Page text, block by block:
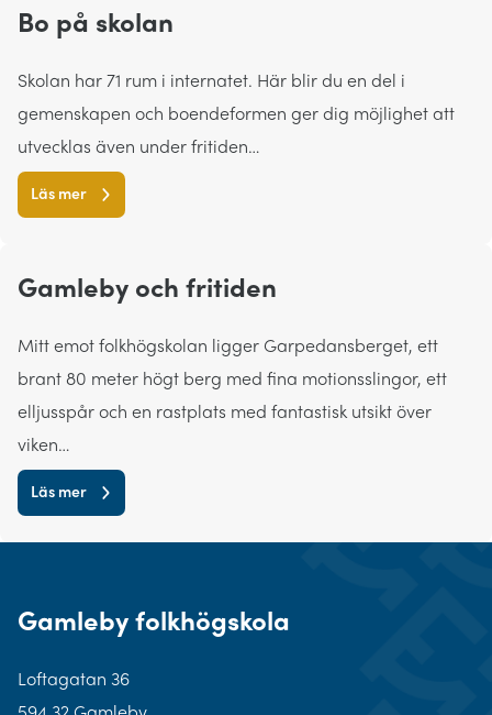
Bo på skolan
Skolan har 71 rum i internatet. Här blir du en del i
gemenskapen och boendeformen ger dig möjlighet att
utvecklas även under fritiden…
Läs mer
Gamleby och fritiden
Mitt emot folkhögskolan ligger Garpedansberget, ett
brant 80 meter högt berg med fina motionsslingor, ett
elljusspår och en rastplats med fantastisk utsikt över
viken…
Läs mer
Gamleby folkhögskola
Loftagatan 36